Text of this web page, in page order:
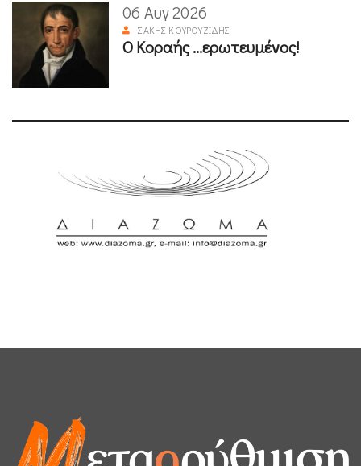
06 Αυγ 2026
ΣΆΚΗΣ ΚΟΥΡΟΥΖΊΔΗΣ
Ο Κοραής ...ερωτευμένος!